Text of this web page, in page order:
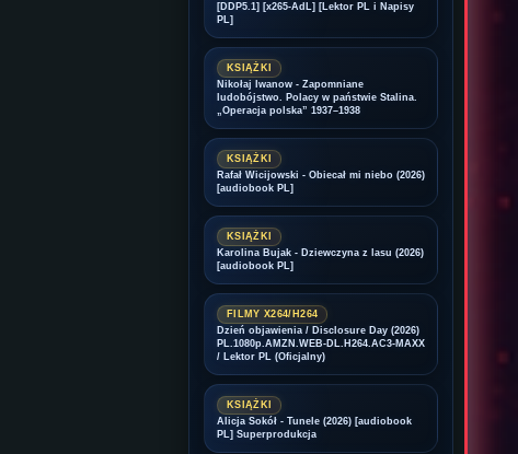
[DDP5.1] [x265-AdL] [Lektor PL i Napisy
PL]
KSIĄŻKI
Nikołaj Iwanow - Zapomniane
ludobójstwo. Polacy w państwie Stalina.
„Operacja polska” 1937–1938
KSIĄŻKI
Rafał Wicijowski - Obiecał mi niebo (2026)
[audiobook PL]
KSIĄŻKI
Karolina Bujak - Dziewczyna z lasu (2026)
[audiobook PL]
FILMY X264/H264
Dzień objawienia / Disclosure Day (2026)
PL.1080p.AMZN.WEB-DL.H264.AC3-MAXX
/ Lektor PL (Oficjalny)
KSIĄŻKI
Alicja Sokół - Tunele (2026) [audiobook
PL] Superprodukcja